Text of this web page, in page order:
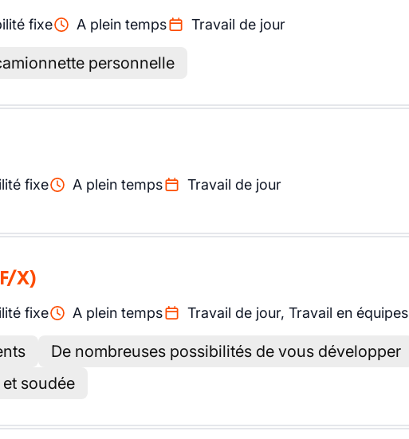
fixe A plein temps Travail de jour
personnelle
fixe A plein temps Travail de jour
X)
fixe A plein temps Travail de jour, Travail en équipes
De nombreuses possibilités de vous développer
soudée